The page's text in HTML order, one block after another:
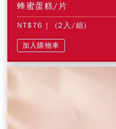
蜂蜜蛋糕/片
NT$76 | (2入/組)
加入購物車